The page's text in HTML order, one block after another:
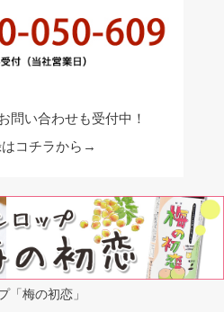
問い合わせも受付中！
コチラから→
「梅の初恋」